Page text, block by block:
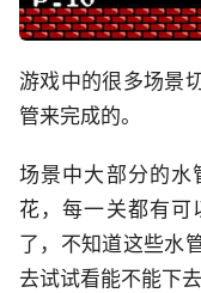
游戏中的很多场景
管来完成的。
场景中大部分的水
花，每一关都有可
了，不知道这些水
去试试看能不能下去